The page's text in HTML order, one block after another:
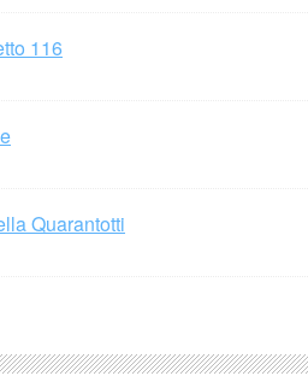
116
Quarantotti